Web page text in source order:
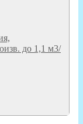
до 1,1 м3/